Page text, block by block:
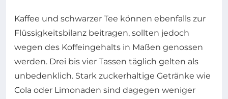
Kaffee und schwarzer Tee können ebenfalls zur
Flüssigkeitsbilanz beitragen, sollten jedoch
wegen des Koffeingehalts in Maßen genossen
werden. Drei bis vier Tassen täglich gelten als
unbedenklich. Stark zuckerhaltige Getränke wie
Cola oder Limonaden sind dagegen weniger